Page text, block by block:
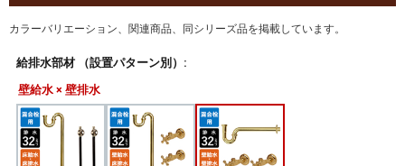
カラーバリエーション、関連商品、同シリーズ品を掲載しています。
給排水部材 （設置パターン別）:
壁給水 × 壁排水